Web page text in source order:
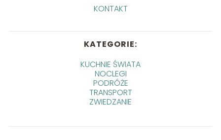
KONTAKT
KATEGORIE:
KUCHNIE ŚWIATA
NOCLEGI
PODRÓŻE
TRANSPORT
ZWIEDZANIE